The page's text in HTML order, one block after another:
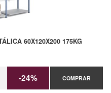
60X120X200 175KG
-24% COMPRAR